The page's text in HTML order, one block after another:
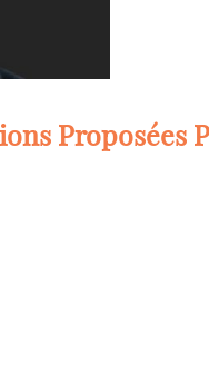
Proposées